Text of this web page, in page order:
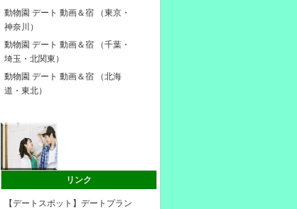
動物園 デート 動画＆宿 （東京・
神奈川）
動物園 デート 動画＆宿 （千葉・
埼玉・北関東）
動物園 デート 動画＆宿 （北海
道・東北）
リンク
【デートスポット】デートプラン